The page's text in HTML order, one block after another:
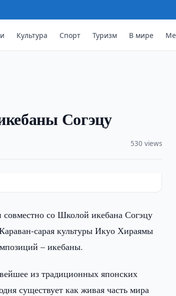
Культура Спорт Туризм В мире
Согэцу
530 views
со Школой икебана Согэцу
сарая культуры Икуо Хираямы
– икебаны.
из традиционных японских
существует как живая часть мира